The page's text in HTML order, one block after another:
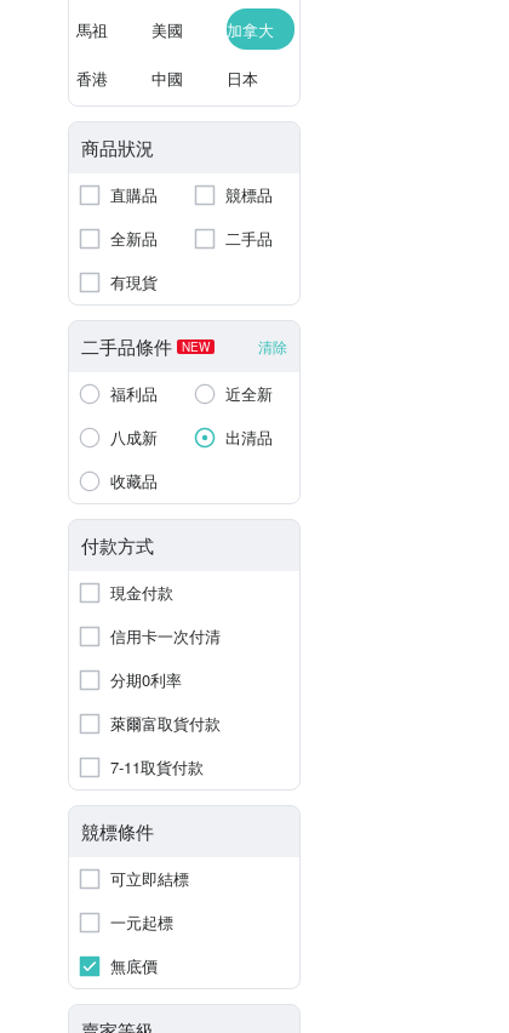
馬祖 美國 加拿大
香港 中國 日本
商品狀況
直購品
競標品
全新品
二手品
有現貨
二手品條件 NEW 清除
福利品
近全新
八成新
出清品
收藏品
付款方式
現金付款
信用卡一次付清
分期0利率
萊爾富取貨付款
7-11取貨付款
競標條件
可立即結標
一元起標
無底價